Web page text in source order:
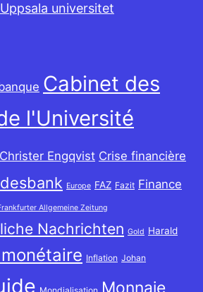
universitet
Cabinet des
l'Université
Christer Engqvist Crise financière
Europe FAZ Fazit Finance
Allgemeine Zeitung
Nachrichten Gold Harald
Inflation Johan
Monnaie